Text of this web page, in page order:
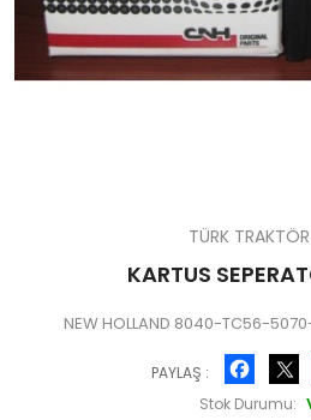
TÜRK
KARTUS
NEW HOLLAND 8040-TC56-
PAYLAŞ :
Stok Durumu: